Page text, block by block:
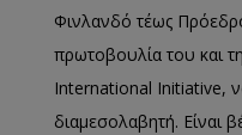
Φινλανδό τέως
πρωτοβουλία του και
International Initiative,
διαμεσολαβητή. Είναι